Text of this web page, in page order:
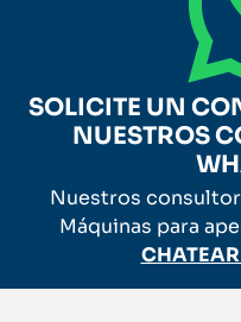
SOLICITE UN
NUESTROS
Nuestros
Máquinas para